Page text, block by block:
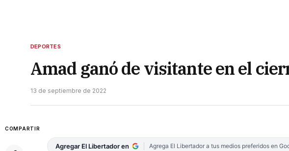
DEPORTES
Amad ganó de visitante en el
13 de septiembre de 2022
COMPARTIR
Agregar El Libertador en Agrega El Libertador a tus medios preferidos en